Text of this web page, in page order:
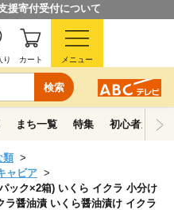
援寄付受付について
検索
り カート メニュー
まち一覧 特集 初心者ガイド
類
ャビア
ック×2箱) いくら イクラ 小分け
ラ醤油漬 いくら醤油漬け イクラ